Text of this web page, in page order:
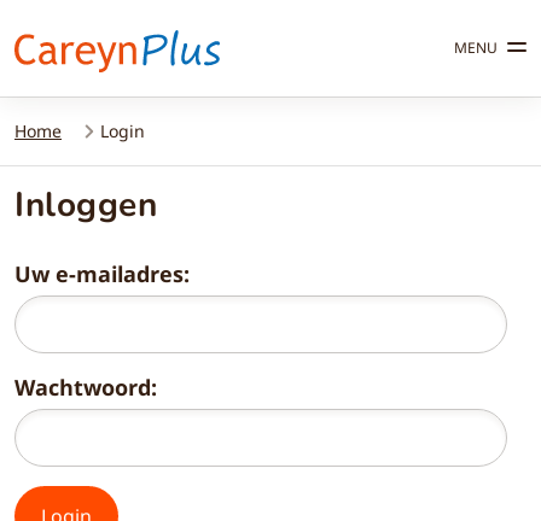
MENU
Home Login
Inloggen
Uw e-mailadres:
Wachtwoord: